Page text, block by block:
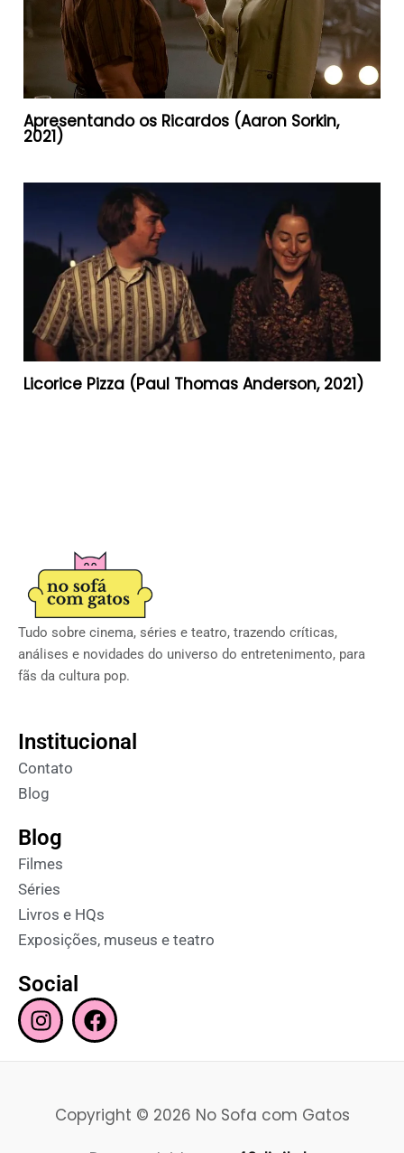
Apresentando os Ricardos (Aaron Sorkin,
2021)
Licorice Pizza (Paul Thomas Anderson, 2021)
Tudo sobre cinema, séries e teatro, trazendo críticas,
análises e novidades do universo do entretenimento, para
fãs da cultura pop.
Institucional
Contato
Blog
Blog
Filmes
Séries
Livros e HQs
Exposições, museus e teatro
Social
I
n
s
F
a
c
o
o
Copyright © 2026 No Sofa com Gatos